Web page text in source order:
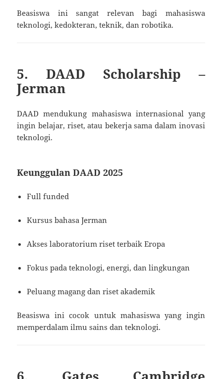
Beasiswa ini sangat relevan bagi mahasiswa
teknologi, kedokteran, teknik, dan robotika.
5. DAAD Scholarship –
Jerman
DAAD mendukung mahasiswa internasional yang
ingin belajar, riset, atau bekerja sama dalam inovasi
teknologi.
Keunggulan DAAD 2025
Full funded
Kursus bahasa Jerman
Akses laboratorium riset terbaik Eropa
Fokus pada teknologi, energi, dan lingkungan
Peluang magang dan riset akademik
Beasiswa ini cocok untuk mahasiswa yang ingin
memperdalam ilmu sains dan teknologi.